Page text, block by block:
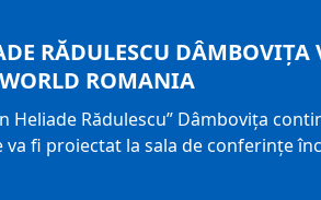
RĂDULESCU
ROMANIA
Heliade Rădulescu” Dâmboviţa
va fi proiectat la sala de conferinţe